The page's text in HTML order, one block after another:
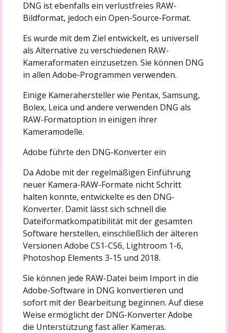
DNG ist ebenfalls ein verlustfreies RAW-
Bildformat, jedoch ein Open-Source-Format.
Es wurde mit dem Ziel entwickelt, es universell
als Alternative zu verschiedenen RAW-
Kameraformaten einzusetzen. Sie können DNG
in allen Adobe-Programmen verwenden.
Einige Kamerahersteller wie Pentax, Samsung,
Bolex, Leica und andere verwenden DNG als
RAW-Formatoption in einigen ihrer
Kameramodelle.
Adobe führte den DNG-Konverter ein
Da Adobe mit der regelmäßigen Einführung
neuer Kamera-RAW-Formate nicht Schritt
halten konnte, entwickelte es den DNG-
Konverter. Damit lässt sich schnell die
Dateiformatkompatibilität mit der gesamten
Software herstellen, einschließlich der älteren
Versionen Adobe CS1-CS6, Lightroom 1-6,
Photoshop Elements 3-15 und 2018.
Sie können jede RAW-Datei beim Import in die
Adobe-Software in DNG konvertieren und
sofort mit der Bearbeitung beginnen. Auf diese
Weise ermöglicht der DNG-Konverter Adobe
die Unterstützung fast aller Kameras.